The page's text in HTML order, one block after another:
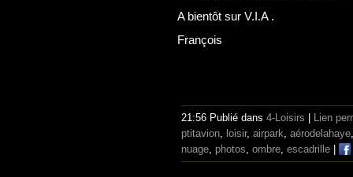
A bientôt sur V.I.A .
François
21:56 Publié dans 4-Loisirs
Lien
ptitavion
loisir, airpark aérodelahaye
nuage photos ombre escadrille